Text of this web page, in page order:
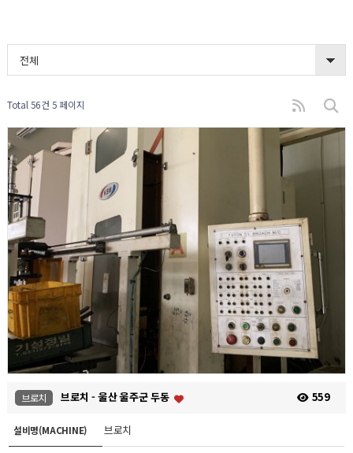
전체
Total 56건 5 페이지
브로치 브로치 - 울산 울주군 두동 559
설비명(MACHINE) 브로치